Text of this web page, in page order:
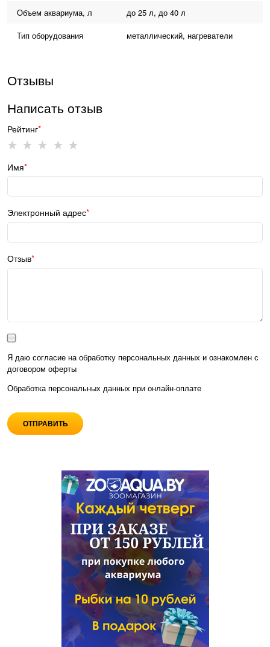
Объем аквариума, л
до 25 л, до 40 л
Тип оборудования
металлический, нагреватели
Отзывы
Написать отзыв
Рейтинг
Имя
Электронный адрес
Отзыв
Я даю согласие на обработку персональных данных и ознакомлен с
договором оферты
Обработка персональных данных при онлайн-оплате